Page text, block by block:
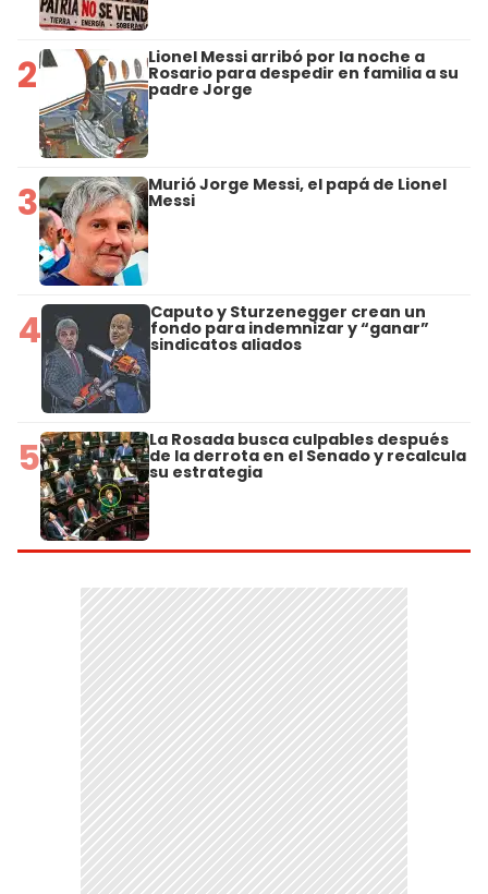
2 Lionel Messi arribó por la noche a
Rosario para despedir en familia a su
padre Jorge
3 Murió Jorge Messi, el papá de Lionel
Messi
4 Caputo y Sturzenegger crean un
fondo para indemnizar y “ganar”
sindicatos aliados
5 La Rosada busca culpables después
de la derrota en el Senado y recalcula
su estrategia